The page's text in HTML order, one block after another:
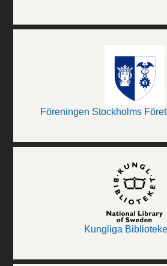
Föreningen Stockholms
Kungliga